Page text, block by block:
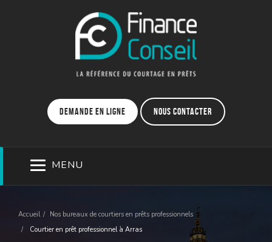
Demande en ligne Nous contacter
MENU
Accueil
Nos bureaux de courtiers en prêts professionnels
Courtier en prêt professionnel à Arras